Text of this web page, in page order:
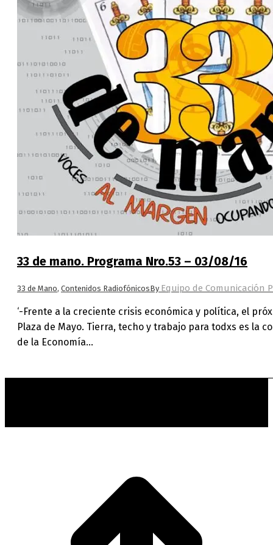
33 de mano. Programa Nro.53 – 03/08/16
33 de Mano, Contenidos RadiofónicosBy Equipo de Comunicación
‘-Frente a la creciente crisis económica y política, el
Plaza de Mayo. Tierra, techo y trabajo para todxs es la
de la Economía…